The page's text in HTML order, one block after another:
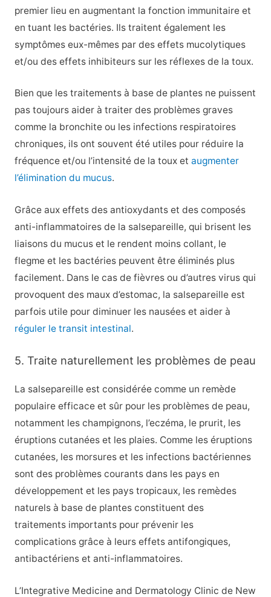
premier lieu en augmentant la fonction immunitaire et
en tuant les bactéries. Ils traitent également les
symptômes eux-mêmes par des effets mucolytiques
et/ou des effets inhibiteurs sur les réflexes de la toux.
Bien que les traitements à base de plantes ne puissent
pas toujours aider à traiter des problèmes graves
comme la bronchite ou les infections respiratoires
chroniques, ils ont souvent été utiles pour réduire la
fréquence et/ou l’intensité de la toux et augmenter
l’élimination du mucus.
Grâce aux effets des antioxydants et des composés
anti-inflammatoires de la salsepareille, qui brisent les
liaisons du mucus et le rendent moins collant, le
flegme et les bactéries peuvent être éliminés plus
facilement. Dans le cas de fièvres ou d’autres virus qui
provoquent des maux d’estomac, la salsepareille est
parfois utile pour diminuer les nausées et aider à
réguler le transit intestinal.
5. Traite naturellement les problèmes de peau
La salsepareille est considérée comme un remède
populaire efficace et sûr pour les problèmes de peau,
notamment les champignons, l’eczéma, le prurit, les
éruptions cutanées et les plaies. Comme les éruptions
cutanées, les morsures et les infections bactériennes
sont des problèmes courants dans les pays en
développement et les pays tropicaux, les remèdes
naturels à base de plantes constituent des
traitements importants pour prévenir les
complications grâce à leurs effets antifongiques,
antibactériens et anti-inflammatoires.
L’Integrative Medicine and Dermatology Clinic de New